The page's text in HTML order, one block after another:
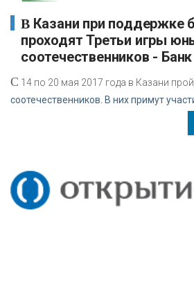
В Казани при поддержке банка «Югра»
проходят Третьи игры
соотечественников -
С 14 по 20 мая 2017 года в Казани
соотечественников. В них примут